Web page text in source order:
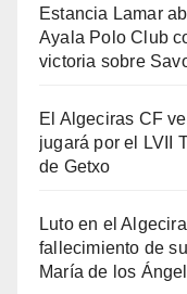
Estancia Lamar
Ayala Polo Club
victoria sobre
El Algeciras CF
jugará por el LVII
de Getxo
Luto en el
fallecimiento de
María de los